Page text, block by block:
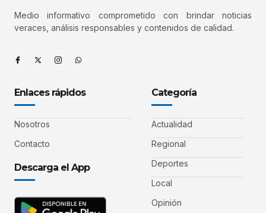
Medio informativo comprometido con brindar noticias
veraces, análisis responsables y contenidos de calidad.
Enlaces rápidos
Nosotros
Contacto
Descarga el App
Categoría
Actualidad
Regional
Deportes
Local
Opinión